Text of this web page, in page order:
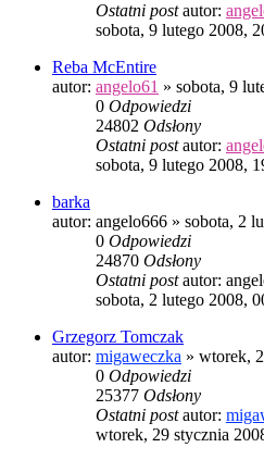
Ostatni postautor:
sobota, 9 lutego 2008,
Reba McEntire
autor: angelo61 » sobota, 9
0 Odpowiedzi
24802 Odsłony
Ostatni postautor:
sobota, 9 lutego 2008,
barka
autor: angelo666 » sobota, 2
0 Odpowiedzi
24870 Odsłony
Ostatni postautor:
sobota, 2 lutego 2008,
Grzegorz Tomczak
autor: migaweczka » wtorek,
0 Odpowiedzi
25377 Odsłony
Ostatni postautor:
wtorek, 29 stycznia